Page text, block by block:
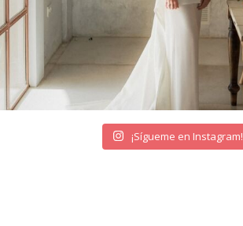
¡Sígueme en Instagram!